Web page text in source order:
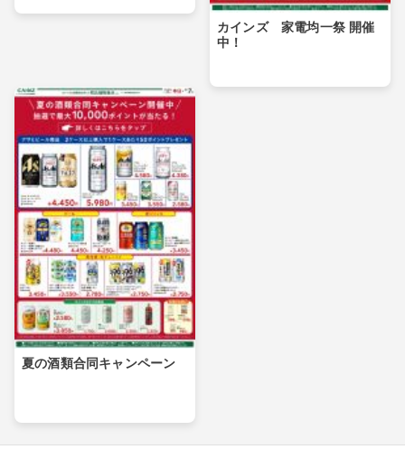
カインズ 家電均一祭 開催
中！
夏の酒類合同キャンペーン